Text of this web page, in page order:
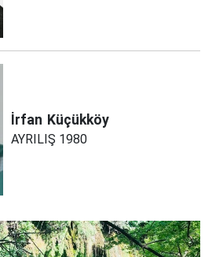
İrfan Küçükköy
AYRILIŞ 1980